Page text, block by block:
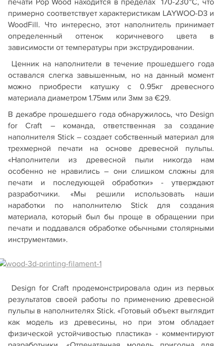
печати Pop Wood находится в пределах 170-230°C, что
примерно соответствует характеристикам LAYWOO-D3 и
WoodFill. Что интересно, этот наполнитель принимает
определенный оттенок коричневого цвета в
зависимости от температуры при экструдировании.
Ценник на наполнители в течение прошедшего года
оставался слегка завышенным, но на данный момент
можно приобрести катушку с 0.95кг древесного
материала диаметром 1.75мм или 3мм за €29.
В декабре прошедшего года обнаружилось, что Design
for Craft – команда, ответственная за создание
наполнителя Stick – создает собственный материал для
трехмерной печати на основе древесной пульпы.
«Наполнители из древесной пыли никогда нам
особенно не нравились – они слишком сложны для
печати и последующей обработки» - утверждают
разработчики. «Мы решили использовать наши
наработки по наполнителю Stick для создания
материала, который был бы проще в обращении при
печати и поддавался обработке обычными столярными
инструментами».
Design for Craft продемонстрировала один из первых
результатов своей работы по применению древесной
пульпы в наполнителях Stick. «Готовый объект выглядит
как модель из древесины, но при этом обладает
физической устойчивостью пластика» - комментируют